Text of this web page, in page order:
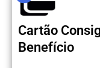
Cartão
Benefício